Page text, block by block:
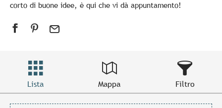
corto di buone idee, è qui che vi dà appuntamento!
Lista Mappa Filtro